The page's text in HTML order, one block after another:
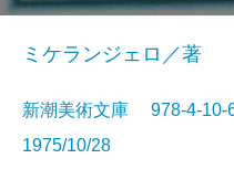
ミケランジェロ／著
新潮美術文庫 978-4-
1975/10/28